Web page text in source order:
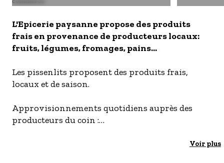
LES OFFRES MYPROVENCE
S'inscrire à nos newsletters
L'Epicerie paysanne propose des produits
frais en provenance de producteurs locaux:
fruits, légumes, fromages, pains...
Les pissenlits proposent des produits frais,
locaux et de saison.
Approvisionnements quotidiens auprès des
producteurs du coin :
Voir plus